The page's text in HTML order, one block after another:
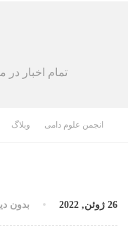
تمام اخبار در
انجمن علوم دامی وبلاگ
26 ژوئن, 2022 بدون